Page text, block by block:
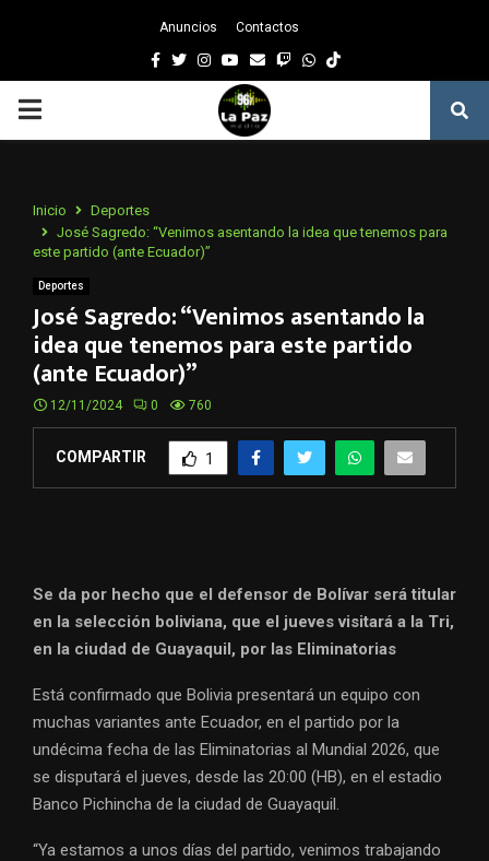
Anuncios Contactos
Facebook
TwitterInstagram
Youtube
EmailTwitchWhatsapp
PRIMARY
Inicio
Deportes
José Sagredo: “Venimos asentando la idea que tenemos para
este partido (ante Ecuador)”
Deportes
José Sagredo: “Venimos asentando la
idea que tenemos para este partido
(ante Ecuador)”
12/11/2024 0 760
COMPARTIR 1
Se da por hecho que el defensor de Bolívar será titular
en la selección boliviana, que el jueves visitará a la Tri,
en la ciudad de Guayaquil, por las Eliminatorias
Está confirmado que Bolivia presentará un equipo con
muchas variantes ante Ecuador, en el partido por la
undécima fecha de las Eliminatorias al Mundial 2026, que
se disputará el jueves, desde las 20:00 (HB), en el estadio
Banco Pichincha de la ciudad de Guayaquil.
“Ya estamos a unos días del partido, venimos trabajando